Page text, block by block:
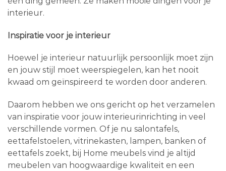
interieur.
Inspiratie voor je interieur
Hoewel je interieur natuurlijk persoonlijk moet zijn
en jouw stijl moet weerspiegelen, kan het nooit
kwaad om geïnspireerd te worden door anderen.
Daarom hebben we ons gericht op het verzamelen
van inspiratie voor jouw interieurinrichting in veel
verschillende vormen. Of je nu salontafels,
eettafelstoelen, vitrinekasten, lampen, banken of
eettafels zoekt, bij Home meubels vind je altijd
meubelen van hoogwaardige kwaliteit en een